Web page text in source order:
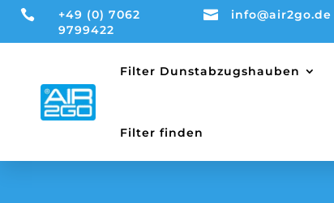

+49 (0) 7062
9799422
 info@air2go.de
Filter Dunstabzugshauben
Filter finden